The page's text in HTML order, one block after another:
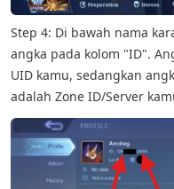
Step 4: Di bawah nama
angka pada kolom "ID".
UID kamu, sedangkan
adalah Zone ID/Server